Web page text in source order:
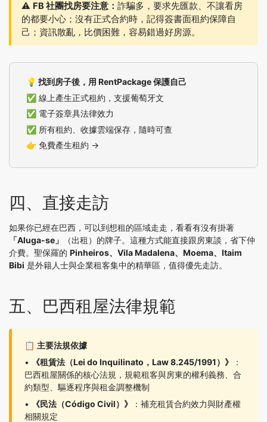
⚠️ FB 社團找房要注意： 詐騙多，要求先匯款、不讓看房
的都要小心；沒有正式合約時，記得簽書面租約保障自
己；資訊散亂，比價困難，容易錯過好房源。
💡 找到房子後，用 RentPackage 保護自己
✅ 線上產生正式租約，支援葡萄牙文
✅ 電子簽章具法律效力
✅ 所有租約、收據雲端保存，隨時可查
👉 免費產生租約 →
四、直接走訪
如果你已經在巴西，可以到想租的區域走走，看看有沒有掛著
「Aluga-se」
（出租）的牌子。這種方式能直接跟房東談，省下仲
介費。聖保羅的 Pinheiros、Vila Madalena、Moema、Itaim
Bibi 是外籍人士與企業租客集中的精華區，值得優先走訪。
五、巴西租屋法律規範
📋 主要法規依據
•
《租賃法（Lei do Inquilinato，Law 8.245/1991）》
：
巴西租屋關係的核心法規，規範租客與房東的權利義務、合
約類型、驅逐程序與租金調整機制
•
《民法（Código Civil）》
：補充租賃合約效力與財產權
相關規定